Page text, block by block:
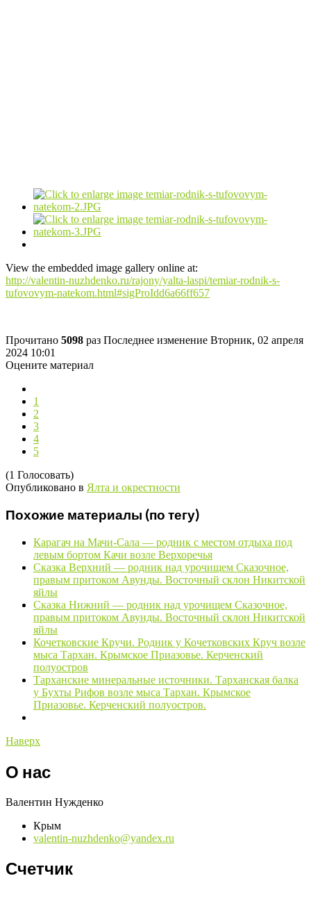
View the embedded image gallery online at:
http://valentin-nuzhdenko.ru/rajony/yalta-laspi/temiar-rodnik-s-
tufovovym-natekom.html#sigProIdd6a66ff657
Прочитано 5098 раз Последнее изменение Вторник, 02 апреля
2024 10:01
Оцените материал
1
2
3
4
5
(1 Голосовать)
Опубликовано в Ялта и окрестности
Похожие материалы (по тегу)
Карагач на Мачи-Сала — родник с местом отдыха под
левым бортом Качи возле Верхоречья
Сказка Верхний — родник над урочищем Сказочное,
правым притоком Авунды. Восточный склон Никитской
яйлы
Сказка Нижний — родник над урочищем Сказочное,
правым притоком Авунды. Восточный склон Никитской
яйлы
Кочетковские Кручи. Родник у Кочетковских Круч возле
мыса Тархан. Крымское Приазовье. Керченский
полуостров
Тарханские минеральные источники. Тарханская балка
у Бухты Рифов возле мыса Тархан. Крымское
Приазовье. Керченский полуостров.
Наверх
О нас
Валентин Нужденко
Крым
valentin-nuzhdenko@yandex.ru
Счетчик